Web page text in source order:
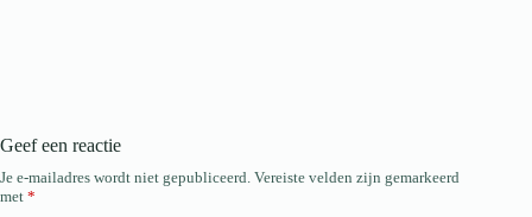
Geef een reactie
Je e-mailadres wordt niet gepubliceerd. Vereiste velden zijn gemarkeerd
met *